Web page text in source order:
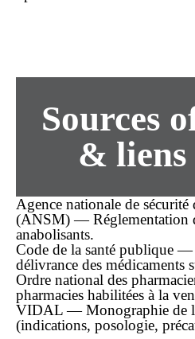
Sources
&
Agence nationale de
(ANSM) — Réglementation
anabolisants.
Code de la santé publique
délivrance des médicaments
Ordre national des
pharmacies habilitées à la
VIDAL — Monographie de
(indications, posologie,